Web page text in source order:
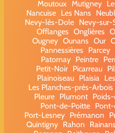
Moutoux
Mutigney
Nancuise Les Nans
Nevy-lès-Dole Nevy-sur-
Offlanges Onglières
Ougney Ounans Our
Pannessières
Parcey
Patornay Peintre
Petit-Noir Picarreau
Plainoiseau Plaisia
Les Planches-près-Arbois
Pleure Plumont
Pont-de-Poitte
Port-Lesney Prémanon
Quintigny Rahon Rainans